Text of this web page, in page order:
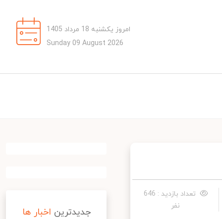
امروز یکشنبه 18 مرداد 1405
Sunday 09 August 2026
تعداد بازدید : 646
نفر
جدیدترین اخبار ها